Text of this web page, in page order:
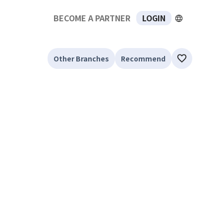
BECOME A PARTNER LOGIN
Other Branches Recommend